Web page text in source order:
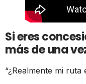
Si eres
más de una
“¿Realmente mi